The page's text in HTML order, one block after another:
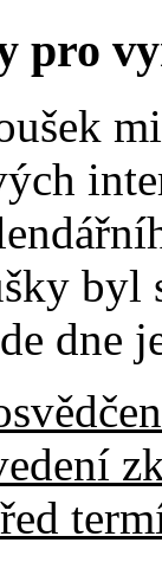
pro
byl
dne